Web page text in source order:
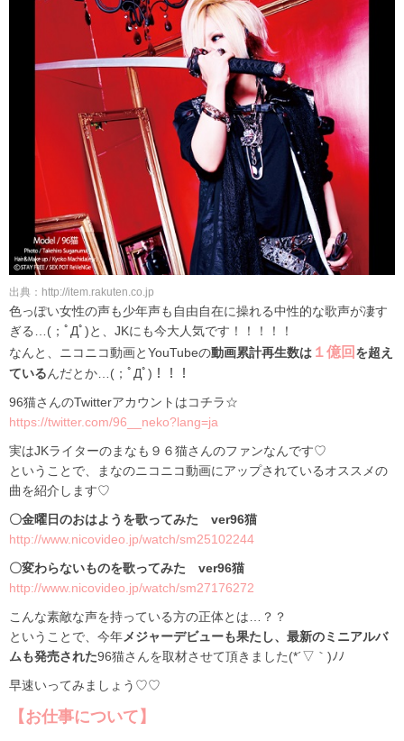
出典：http://item.rakuten.co.jp
色っぽい女性の声も少年声も自由自在に操れる中性的な歌声が凄す
ぎる…(；ﾟДﾟ)と、JKにも今大人気です！！！！！
なんと、ニコニコ動画とYouTubeの動画累計再生数は １億回 を超え
ているんだとか…(；ﾟДﾟ)！！！
96猫さんのTwitterアカウントはコチラ☆
https://twitter.com/96__neko?lang=ja
実はJKライターのまなも９６猫さんのファンなんです♡
ということで、まなのニコニコ動画にアップされているオススメの
曲を紹介します♡
〇金曜日のおはようを歌ってみた ver96猫
http://www.nicovideo.jp/watch/sm25102244
〇変わらないものを歌ってみた ver96猫
http://www.nicovideo.jp/watch/sm27176272
こんな素敵な声を持っている方の正体とは…？？
ということで、今年メジャーデビューも果たし、最新のミニアルバ
ムも発売された96猫さんを取材させて頂きました(*´▽｀)ﾉﾉ
早速いってみましょう♡♡
【お仕事について】